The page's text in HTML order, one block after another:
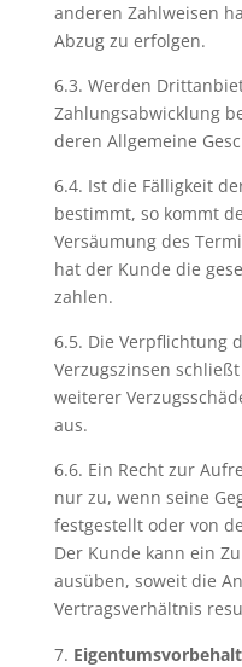
anderen Zahlweisen
Abzug zu erfolgen.
6.3. Werden
Zahlungsabwicklung
deren Allgemeine
6.4. Ist die Fälligkeit
bestimmt, so kommt
Versäumung des
hat der Kunde die
zahlen.
6.5. Die Verpflichtung
Verzugszinsen
weiterer
aus.
6.6. Ein Recht zur
nur zu, wenn seine
festgestellt oder von
Der Kunde kann ein
ausüben, soweit die
Vertragsverhältnis